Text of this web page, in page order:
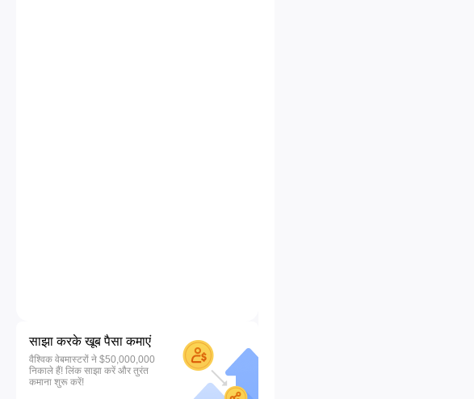
साझा करके खूब पैसा कमाएं
वैश्विक वेबमास्टरों ने $50,000,000
निकाले हैं! लिंक साझा करें और तुरंत
कमाना शुरू करें!